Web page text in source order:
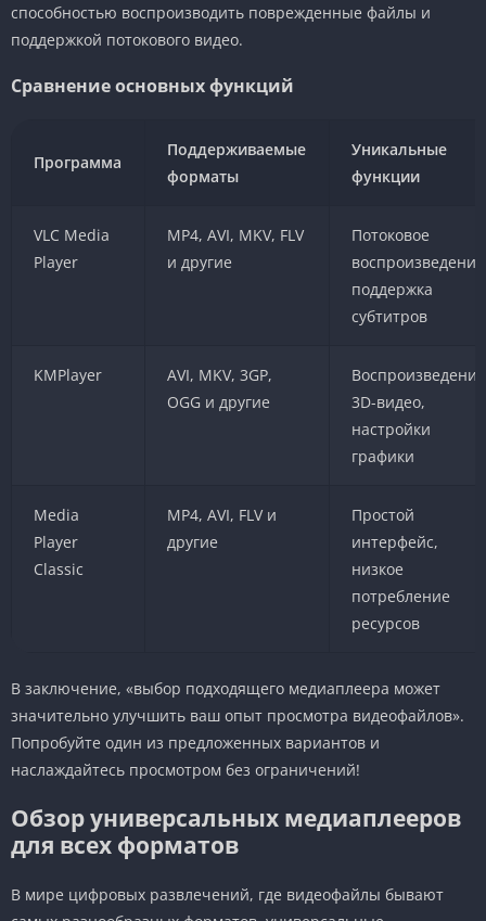
способностью воспроизводить поврежденные файлы и
поддержкой потокового видео.
Сравнение основных функций
Программа
Поддерживаемые
форматы
Уникальные
функции
VLC Media
Player
MP4, AVI, MKV, FLV
и другие
Потоковое
поддержка
субтитров
KMPlayer
AVI, MKV, 3GP,
OGG и другие
Воспроизведение
3D-видео,
настройки
графики
Media
Player
Classic
MP4, AVI, FLV и
другие
Простой
интерфейс,
низкое
потребление
ресурсов
В заключение, «выбор подходящего медиаплеера может
значительно улучшить ваш опыт просмотра видеофайлов».
Попробуйте один из предложенных вариантов и
наслаждайтесь просмотром без ограничений!
Обзор универсальных медиаплееров
для всех форматов
В мире цифровых развлечений, где видеофайлы бывают